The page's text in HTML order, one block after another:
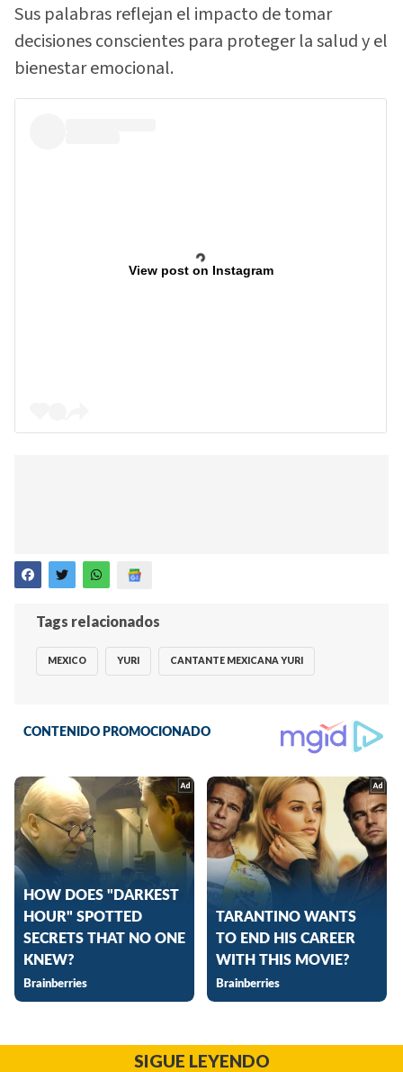
Sus palabras reflejan el impacto de tomar
decisiones conscientes para proteger la salud y el
bienestar emocional.
View post on Instagram
Tags relacionados
MEXICO YURI CANTANTE MEXICANA YURI
SIGUE LEYENDO